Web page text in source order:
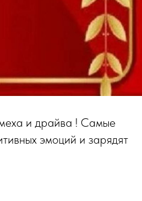
и драйва ! Самые
эмоций и зарядят